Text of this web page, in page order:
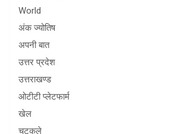
World
अंक ज्योतिष
अपनी बात
उत्तर प्रदेश
उत्तराखण्ड
ओटीटी प्लेटफार्म
खेल
चुटकुले